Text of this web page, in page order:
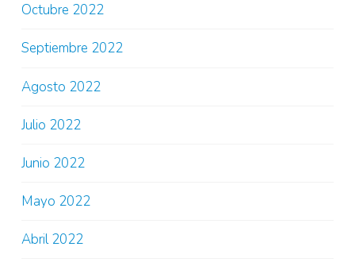
Octubre 2022
Septiembre 2022
Agosto 2022
Julio 2022
Junio 2022
Mayo 2022
Abril 2022